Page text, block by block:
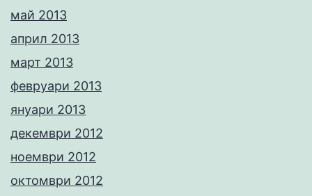
май 2013
април 2013
март 2013
февруари 2013
януари 2013
декември 2012
ноември 2012
октомври 2012